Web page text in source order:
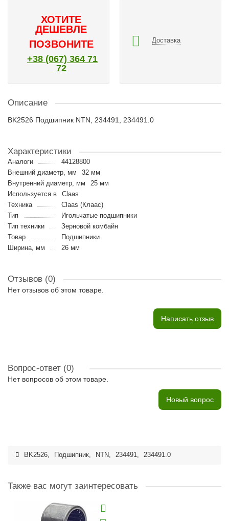
ХОТИТЕ
ДЕШЕВЛЕ
ПОЗВОНИТЕ
+38 (067) 364 71
72
Доставка
Описание
BK2526 Подшипник NTN, 234491, 234491.0
Характеристики
Аналоги
44128800
Внешний диаметр, мм
32 мм
Внутренний диаметр, мм
25 мм
Используется в
Claas
Техника
Claas (Клаас)
Тип
Игольчатые подшипники
Тип техники
Зерновой комбайн
Товар
Подшипники
Ширина, мм
26 мм
Отзывов (0)
Нет отзывов об этом товаре.
Написать отзыв
Вопрос-ответ (0)
Нет вопросов об этом товаре.
Новый вопрос
BK2526, Подшипник, NTN, 234491, 234491.0
Также вас могут заинтересовать